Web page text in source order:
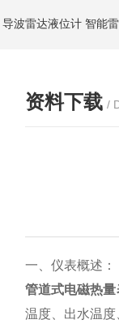
导波雷达液位计 智能
资料下载 /
一、仪表概述：
管道式电磁热量
温度、出水温